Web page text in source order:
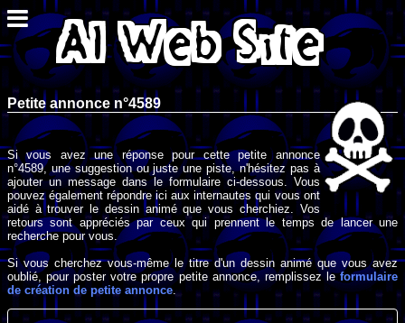
Petite annonce n°4589
Si vous avez une réponse pour cette petite annonce
n°4589, une suggestion ou juste une piste, n'hésitez pas à
ajouter un message dans le formulaire ci-dessous. Vous
pouvez également répondre ici aux internautes qui vous ont
aidé à trouver le dessin animé que vous cherchiez. Vos
retours sont appréciés par ceux qui prennent le temps de lancer une
recherche pour vous.
Si vous cherchez vous-même le titre d'un dessin animé que vous avez
oublié, pour poster votre propre petite annonce, remplissez leformulaire
de création de petite annonce .